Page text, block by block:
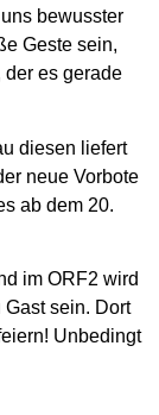
bewusster
Geste sein,
der es gerade
diesen liefert
neue Vorbote
ab dem 20.
im ORF2 wird
Gast sein. Dort
Unbedingt